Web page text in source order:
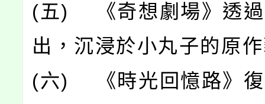
(五) 《奇想劇場》透過
出，沉浸於小丸子的原
(六) 《時光回憶路》復